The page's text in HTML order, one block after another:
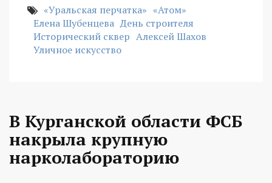
«Уральская перчатка» «Атом»
Елена Шубенцева День строителя
Исторический сквер Алексей Шахов
Уличное искусство
В Курганской области ФСБ
накрыла крупную
нарколабораторию